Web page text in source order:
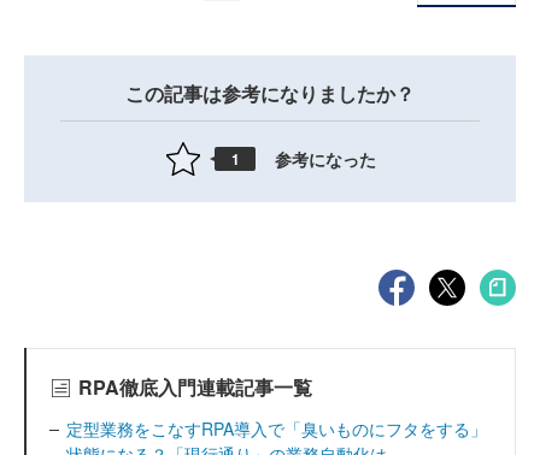
この記事は参考になりましたか？
1 参考になった
RPA徹底入門連載記事一覧
定型業務をこなすRPA導入で「臭いものにフタをする」